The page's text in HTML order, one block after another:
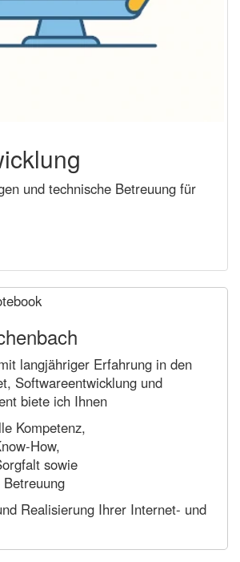
und technische Betreuung für
langjähriger Erfahrung in den
Softwareentwicklung und
biete ich Ihnen
Kompetenz,
How,
sowie
Realisierung Ihrer Internet- und